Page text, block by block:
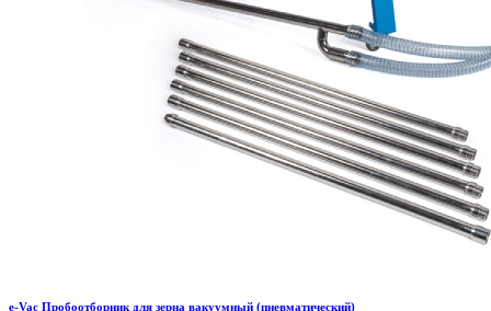
e-Vac Пробоотборник для зерна вакуумный (пневматический)